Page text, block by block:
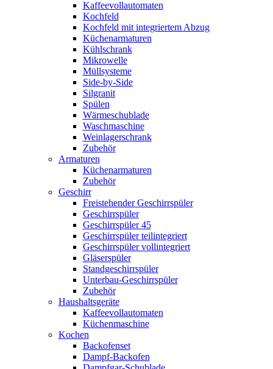
Kaffeevollautomaten
Kochfeld
Kochfeld mit integriertem Abzug
Küchenarmaturen
Kühlschrank
Mikrowelle
Müllsysteme
Side-by-Side
Silgranit
Spülen
Wärmeschublade
Waschmaschine
Weinlagerschrank
Zubehör
Armaturen
Küchenarmaturen
Zubehör
Geschirr
Freistehender Geschirrspüler
Geschirrspüler
Geschirrspüler 45
Geschirrspüler teilintegriert
Geschirrspüler vollintegriert
Gläserspüler
Standgeschirrspüler
Unterbau-Geschirrspüler
Zubehör
Haushaltsgeräte
Kaffeevollautomaten
Küchenmaschine
Kochen
Backofenset
Dampf-Backofen